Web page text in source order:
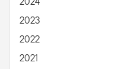
2023
2022
2021